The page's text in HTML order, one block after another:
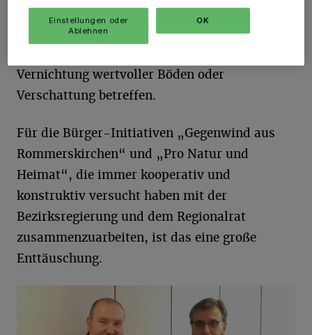
genommen, die die optische Bedrängung,
Schutz von Tieren und Natur, Abstand zur
Vernichtung wertvoller Böden oder
Verschattung betreffen.
Für die Bürger-Initiativen „Gegenwind aus
Rommerskirchen“ und „Pro Natur und
Heimat“, die immer kooperativ und
konstruktiv versucht haben mit der
Bezirksregierung und dem Regionalrat
zusammenzuarbeiten, ist das eine große
Enttäuschung.
Einstellungen oder
Ablehnen
OK